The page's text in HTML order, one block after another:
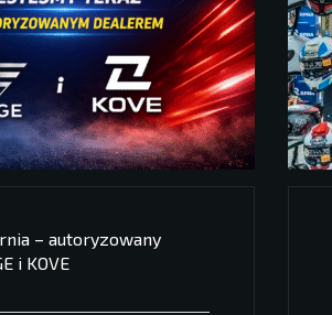
– autoryzowany
i KOVE